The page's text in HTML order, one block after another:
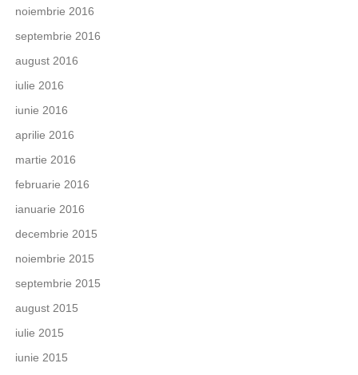
noiembrie 2016
septembrie 2016
august 2016
iulie 2016
iunie 2016
aprilie 2016
martie 2016
februarie 2016
ianuarie 2016
decembrie 2015
noiembrie 2015
septembrie 2015
august 2015
iulie 2015
iunie 2015